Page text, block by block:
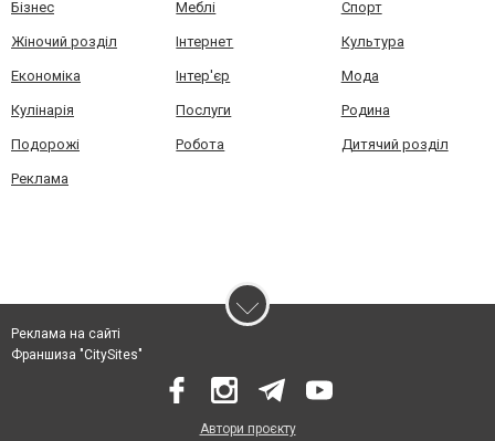
Бізнес Меблі Спорт
Жіночий розділ Інтернет Культура
Економіка Інтер'єр Мода
Кулінарія Послуги Родина
Подорожі Робота Дитячий розділ
Реклама
Реклама на сайті
Франшиза "CitySites"
Автори проєкту